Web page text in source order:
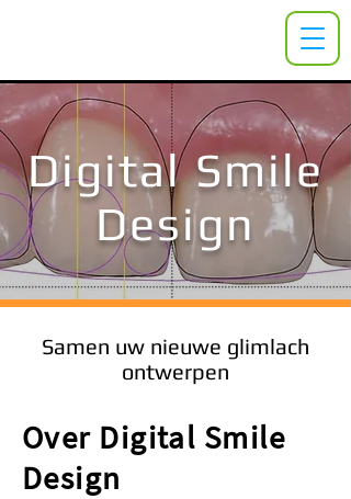
Digital Smile
Design
Samen uw nieuwe glimlach
ontwerpen
Over Digital Smile
Design